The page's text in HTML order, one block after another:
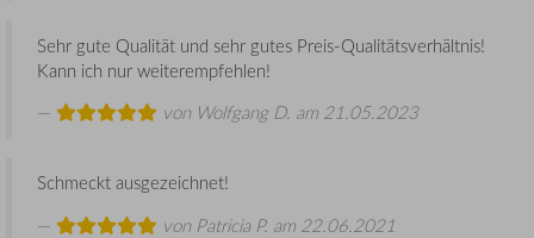
Sehr gute Qualität und sehr gutes Preis-Qualitätsverhältnis!
Kann ich nur weiterempfehlen!
von Wolfgang D. am 21.05.2023
Schmeckt ausgezeichnet!
von Patricia P. am 22.06.2021